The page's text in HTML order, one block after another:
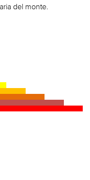
del monte.